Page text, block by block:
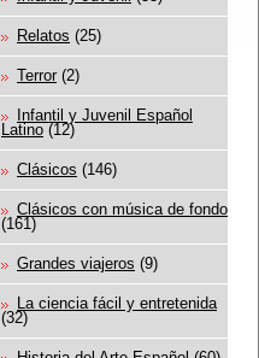
Relatos (25)
Terror (2)
Infantil y Juvenil Español
Latino(12)
Clásicos (146)
Clásicos con música de fondo
(161)
Grandes viajeros (9)
La ciencia fácil y entretenida
(32)